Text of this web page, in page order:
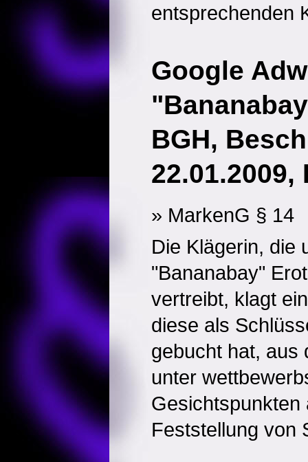
entsprechenden
Google
BGH,
22.01.2009,
» MarkenG § 14
Die Klägerin, die
"Bananabay"
vertreibt, klagt
diese als
gebucht hat, aus
unter
Gesichtspunkten
Feststellung von